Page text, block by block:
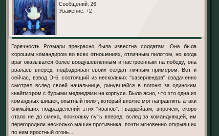
Сообщений: 26
Уважение: +2
Горячность Розмари прекрасно была известна солдатам. Она была
хорошим командиром во всех отношениях, отличным пилотом, но когда
враг оказывался более воодушевленным и настроенным на победу, она
рвалась вперед, подбадривая своих солдат личным примером. Вот и
сейчас, взвод D-6, состоящий из нескольких "сазерлендов" озадаченно
смотрел вслед своей начальнице, ринувшейся в погоню за одиноким
кнайтмэром с бурыми медведями на корпусе. Было ясно, что это одна из
командных шишек, опытный пилот, который вполне мог направлять атаки
ближайших подразделений этих "иванов". Гвардейцам, впрочем, скоро
стало не до смеха, поскольку путь вперед, вслед за командующей, им
перегородили несколько машин противника, почти мгновенно открывших
по ним яростный огонь...